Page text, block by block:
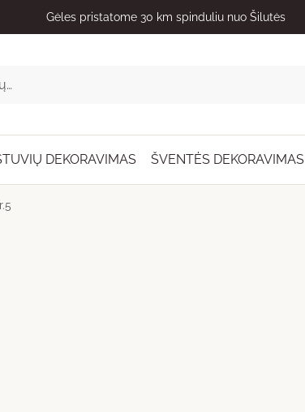
Dovanas visoje Lietuvoje pristato kurjeris
DEKORAVIMAS ŠVENTĖS DEKORAVIMAS